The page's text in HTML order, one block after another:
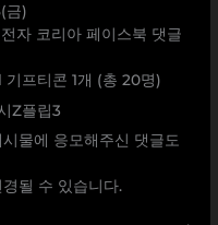
금)
자 코리아 페이스북 댓글
프티콘 1개 (총 20명)
Z플립3
물에 응모해주신 댓글도
될 수 있습니다.